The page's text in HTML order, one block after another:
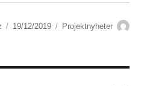
الكاتب 19/12/2019
التصنيفات Projektnyheter